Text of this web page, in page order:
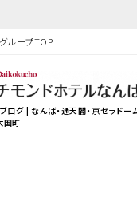
グループTOP
ログ | なんば・通天閣・京セラドー
国町